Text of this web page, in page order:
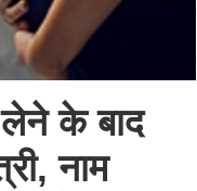
के बाद
नाम